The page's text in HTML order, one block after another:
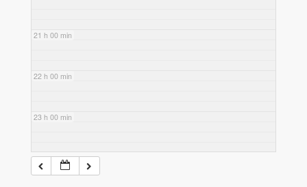
21 h 00 min
22 h 00 min
23 h 00 min